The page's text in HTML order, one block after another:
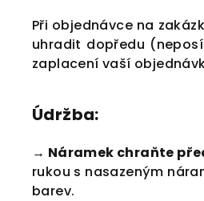
Při objednávce na
uhradit dopředu
zaplacení vaší
Údržba:
→ Náramek chraňte
rukou s nasazeným
barev.